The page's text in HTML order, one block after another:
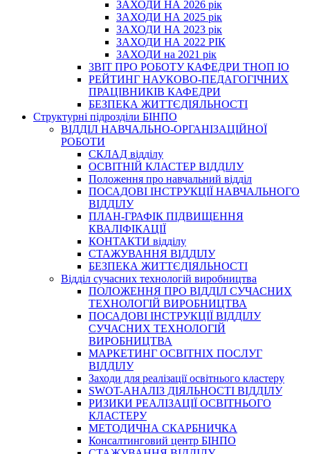
ЗАХОДИ НА 2026 рік
ЗАХОДИ НА 2025 рік
ЗАХОДИ НА 2023 рік
ЗАХОДИ НА 2022 РІК
ЗАХОДИ на 2021 рік
3BIT ПРО РОБОТУ КАФЕДРИ ТНОП ІО
РЕЙТИНГ НАУКОВО-ПЕДАГОГІЧНИХ
ПРАЦІВНИКІВ КАФЕДРИ
БЕЗПЕКА ЖИТТЄДІЯЛЬНОСТІ
Структурні підрозділи БІНПО
ВІДДІЛ НАВЧАЛЬНО-ОРГАНІЗАЦІЙНОЇ
РОБОТИ
СКЛАД відділу
ОСВІТНІЙ КЛАСТЕР ВІДДІЛУ
Положення про навчальний вiддiл
ПОСАДОВІ ІНСТРУКЦІЇ НАВЧАЛЬНОГО
ВІДДІЛУ
ПЛАН-ГРАФІК ПІДВИЩЕННЯ
КВАЛІФІКАЦІЇ
КОНТАКТИ відділу
СТАЖУВАННЯ ВІДДІЛУ
БЕЗПЕКА ЖИТТЄДІЯЛЬНОСТІ
Відділ сучасних технологій виробництва
ПОЛОЖЕННЯ ПРО ВІДДІЛ СУЧАСНИХ
ТЕХНОЛОГІЙ ВИРОБНИЦТВА
ПОСАДОВІ ІНСТРУКЦІЇ ВІДДІЛУ
СУЧАСНИХ ТЕХНОЛОГІЙ
ВИРОБНИЦТВА
МАРКЕТИНГ ОСВІТНІХ ПОСЛУГ
ВІДДІЛУ
Заходи для реалізації освітнього кластеру
SWOT-АНАЛІЗ ДІЯЛЬНОСТІ ВІДДІЛУ
РИЗИКИ РЕАЛІЗАЦІЇ ОСВІТНЬОГО
КЛАСТЕРУ
МЕТОДИЧНА СКАРБНИЧКА
Консалтинговий центр БІНПО